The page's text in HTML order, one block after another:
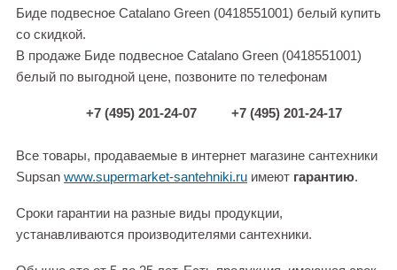
Биде подвесное Catalano Green (0418551001) белый купить
со скидкой.
В продаже Биде подвесное Catalano Green (0418551001)
белый по выгодной цене, позвоните по телефонам
+7 (495) 201-24-07 +7 (495) 201-24-17
Все товары, продаваемые в интернет магазине сантехники
Supsan www.supermarket-santehniki.ru имеют гарантию.
Сроки гарантии на разные виды продукции,
устанавливаются производителями сантехники.